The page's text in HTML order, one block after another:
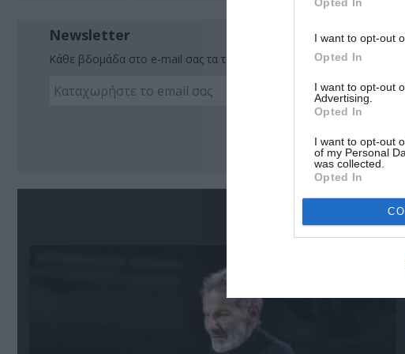
I want to opt-out
Opted In
I want to opt-out
Advertising.
Opted In
I want to opt-out
of my Personal
was collected.
Opted In
Newsletter
Κάθε βδομάδα στο e-mail σας τα τελευταία νέα για την Τέχνη και τον